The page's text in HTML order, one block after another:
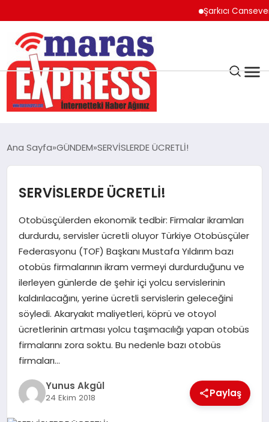
Şarkıcı Cansever
K.MARAŞ
AFŞİN
ÇAĞLAYANCERİT
BİZE ULAŞIN
GÖKSUN
Ana Sayfa GÜNDEM SERVİSLERDE ÜCRETLİ!
SERVİSLERDE ÜCRETLİ!
Otobüsçülerden ekonomik tedbir: Firmalar ikramları
durdurdu, servisler ücretli oluyor Türkiye Otobüsçüler
Federasyonu (TOF) Başkanı Mustafa Yıldırım bazı
otobüs firmalarının ikram vermeyi durdurduğunu ve
ilerleyen günlerde de şehir içi yolcu servislerinin
kaldırılacağını, yerine ücretli servislerin geleceğini
söyledi. Akaryakıt maliyetleri, köprü ve otoyol
ücretlerinin artması yolcu taşımacılığı yapan otobüs
firmalarını zora soktu. Bu nedenle bazı otobüs
firmaları…
Yunus Akgül
24 Ekim 2018 Paylaş